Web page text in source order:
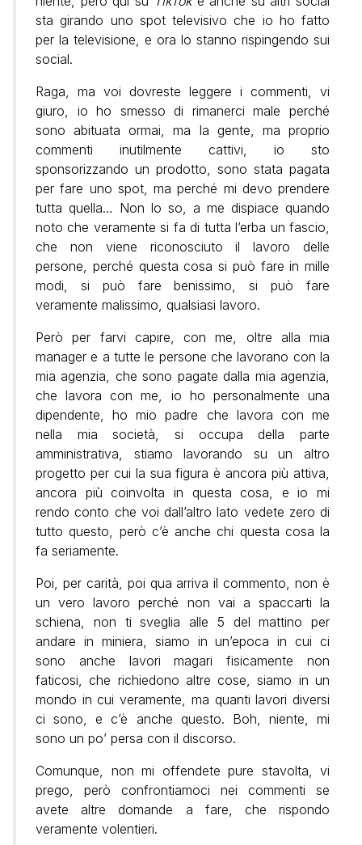
sta girando uno spot televisivo che io ho fatto
per la televisione, e ora lo stanno rispingendo sui
social.
Raga, ma voi dovreste leggere i commenti, vi
giuro, io ho smesso di rimanerci male perché
sono abituata ormai, ma la gente, ma proprio
commenti inutilmente cattivi, io sto
sponsorizzando un prodotto, sono stata pagata
per fare uno spot, ma perché mi devo prendere
tutta quella… Non lo so, a me dispiace quando
noto che veramente si fa di tutta l’erba un fascio,
che non viene riconosciuto il lavoro delle
persone, perché questa cosa si può fare in mille
modi, si può fare benissimo, si può fare
veramente malissimo, qualsiasi lavoro.
Però per farvi capire, con me, oltre alla mia
manager e a tutte le persone che lavorano con la
mia agenzia, che sono pagate dalla mia agenzia,
che lavora con me, io ho personalmente una
dipendente, ho mio padre che lavora con me
nella mia società, si occupa della parte
amministrativa, stiamo lavorando su un altro
progetto per cui la sua figura è ancora più attiva,
ancora più coinvolta in questa cosa, e io mi
rendo conto che voi dall’altro lato vedete zero di
tutto questo, però c’è anche chi questa cosa la
fa seriamente.
Poi, per carità, poi qua arriva il commento, non è
un vero lavoro perché non vai a spaccarti la
schiena, non ti sveglia alle 5 del mattino per
andare in miniera, siamo in un’epoca in cui ci
sono anche lavori magari fisicamente non
faticosi, che richiedono altre cose, siamo in un
mondo in cui veramente, ma quanti lavori diversi
ci sono, e c’è anche questo. Boh, niente, mi
sono un po’ persa con il discorso.
Comunque, non mi offendete pure stavolta, vi
prego, però confrontiamoci nei commenti se
avete altre domande a fare, che rispondo
veramente volentieri.